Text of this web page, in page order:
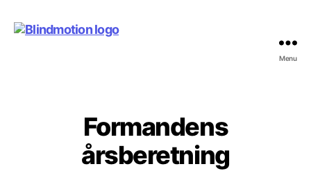
Menu
Formandens
årsberetning